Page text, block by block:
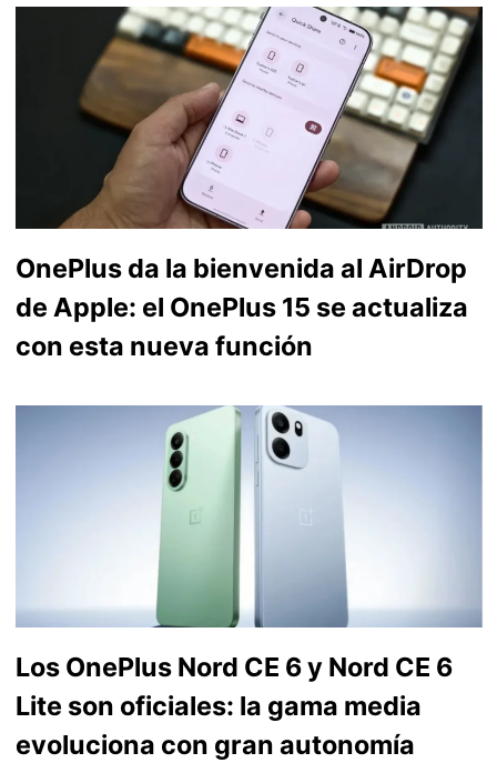
OnePlus da la bienvenida al AirDrop
de Apple: el OnePlus 15 se actualiza
con esta nueva función
Los OnePlus Nord CE 6 y Nord CE 6
Lite son oficiales: la gama media
evoluciona con gran autonomía